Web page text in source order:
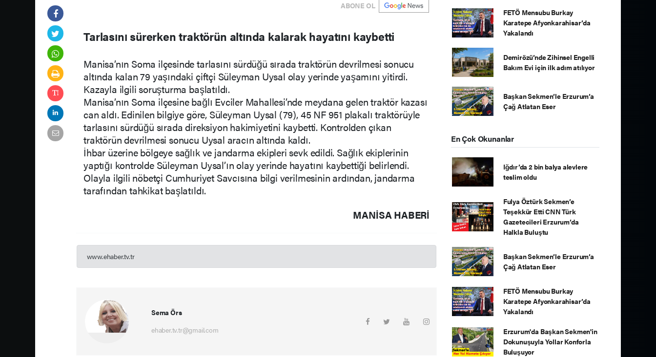
ABONE OL
Tarlasını sürerken traktörün altında kalarak hayatını kaybetti
Manisa’nın Soma ilçesinde tarlasını sürdüğü sırada traktörün devrilmesi sonucu
altında kalan 79 yaşındaki çiftçi Süleyman Uysal olay yerinde yaşamını yitirdi.
Kazayla ilgili soruşturma başlatıldı.
Manisa’nın Soma ilçesine bağlı Evciler Mahallesi’nde meydana gelen traktör kazası
can aldı. Edinilen bilgiye göre, Süleyman Uysal (79), 45 NF 951 plakalı traktörüyle
tarlasını sürdüğü sırada direksiyon hakimiyetini kaybetti. Kontrolden çıkan
traktörün devrilmesi sonucu Uysal aracın altında kaldı.
İhbar üzerine bölgeye sağlık ve jandarma ekipleri sevk edildi. Sağlık ekiplerinin
yaptığı kontrolde Süleyman Uysal’ın olay yerinde hayatını kaybettiği belirlendi.
Olayla ilgili nöbetçi Cumhuriyet Savcısına bilgi verilmesinin ardından, jandarma
tarafından tahkikat başlatıldı.
MANISA HABERİ
www.ehaber.tv.tr
Sema Örs
ehaber.tv.tr@gmail.com
FETÖ Mensubu Burkay
Karatepe Afyonkarahisar’da
Yakalandı
Demirözü’nde Zihinsel Engelli
Bakım Evi için ilk adım atılıyor
Başkan Sekmen’le Erzurum’a
Çağ Atlatan Eser
En Çok Okunanlar
Iğdır’da 2 bin balya alevlere
teslim oldu
Fulya Öztürk Sekmen’e
Teşekkür Etti CNN Türk
Gazetecileri Erzurum’da
Halkla Buluştu
Başkan Sekmen’le Erzurum’a
Çağ Atlatan Eser
FETÖ Mensubu Burkay
Karatepe Afyonkarahisar’da
Yakalandı
Erzurum'da Başkan Sekmen'in
Dokunuşuyla Yollar Konforla
Buluşuyor